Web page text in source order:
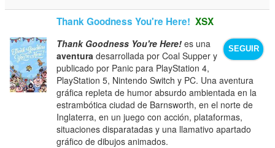
Thank Goodness You're Here! XSX
SEGUIR
Thank Goodness You're Here! es una
aventura desarrollada por Coal Supper y
publicado por Panic para PlayStation 4,
PlayStation 5, Nintendo Switch y PC. Una aventura
gráfica repleta de humor absurdo ambientada en la
estrambótica ciudad de Barnsworth, en el norte de
Inglaterra, en un juego con acción, plataformas,
situaciones disparatadas y una llamativo apartado
gráfico de dibujos animados.